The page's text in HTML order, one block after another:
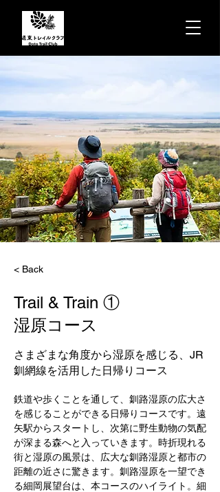
< Back
Trail & Train ①
湿原コース
さまざまな角度から湿原を感じる、JR
釧網線を活用した日帰りコース
鉄道や歩くことを通して、釧路湿原の広大さ
を感じることができる日帰りコースです。遠
矢駅からスタートし、次第に野生動物の気配
が深まる森へと入っていきます。時折現れる
街と湿原の風景は、広大な釧路湿原と都市の
距離の近さに驚きます。釧路湿原を一望でき
る細岡展望台は、本コースのハイライト。細